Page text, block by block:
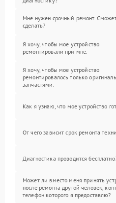
Мне нужен срочный ремонт.
сделать?
Я хочу, чтобы мое устройство
ремонтировали при мне.
Я хочу, чтобы мое устройство
ремонтировалось только
запчастями.
Как я узнаю, что мое устройство
От чего зависит срок ремонта
Диагностика проводится
Может ли вместо меня принять
после ремонта другой человек,
телефон которого я предоставлю?